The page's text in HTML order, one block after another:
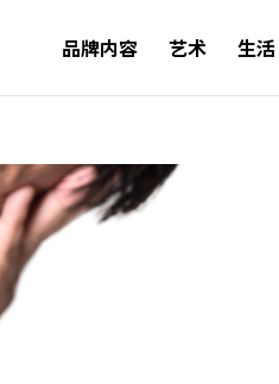
品牌内容 艺术 生活